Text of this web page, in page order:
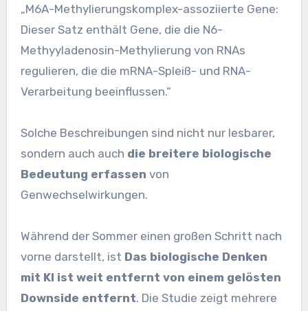
„M6A-Methylierungskomplex-assoziierte Gene:
Dieser Satz enthält Gene, die die N6-
Methyyladenosin-Methylierung von RNAs
regulieren, die die mRNA-Spleiß- und RNA-
Verarbeitung beeinflussen.“
Solche Beschreibungen sind nicht nur lesbarer,
sondern auch auch die breitere biologische
Bedeutung erfassen von
Genwechselwirkungen.
Während der Sommer einen großen Schritt nach
vorne darstellt, ist Das biologische Denken
mit KI ist weit entfernt von einem gelösten
Downside entfernt. Die Studie zeigt mehrere